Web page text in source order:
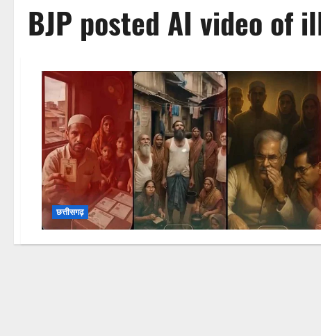
BJP posted AI video of
छत्तीसगढ़